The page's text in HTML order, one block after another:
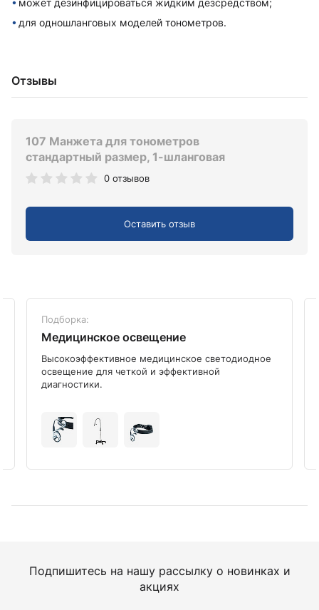
может дезинфицироваться жидким дезсредством;
для одношланговых моделей тонометров.
Отзывы
107 Манжета для тонометров
стандартный размер, 1-шланговая
0 отзывов
Оставить отзыв
Подборка:
Медицинское освещение
Высокоэффективное медицинское светодиодное
освещение для четкой и эффективной
диагностики.
Подпишитесь на нашу рассылку о новинках и
акциях